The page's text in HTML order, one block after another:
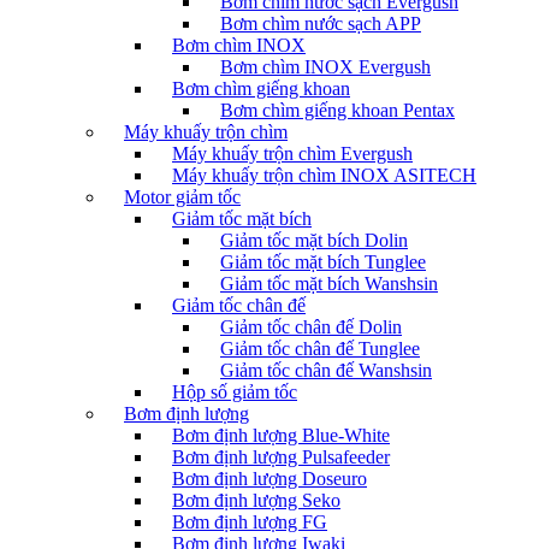
Bơm chìm nước sạch APP
Bơm chìm INOX
Bơm chìm INOX Evergush
Bơm chìm giếng khoan
Bơm chìm giếng khoan Pentax
Máy khuấy trộn chìm
Máy khuấy trộn chìm Evergush
Máy khuấy trộn chìm INOX ASITECH
Motor giảm tốc
Giảm tốc mặt bích
Giảm tốc mặt bích Dolin
Giảm tốc mặt bích Tunglee
Giảm tốc mặt bích Wanshsin
Giảm tốc chân đế
Giảm tốc chân đế Dolin
Giảm tốc chân đế Tunglee
Giảm tốc chân đế Wanshsin
Hộp số giảm tốc
Bơm định lượng
Bơm định lượng Blue-White
Bơm định lượng Pulsafeeder
Bơm định lượng Doseuro
Bơm định lượng Seko
Bơm định lượng FG
Bơm định lượng Iwaki